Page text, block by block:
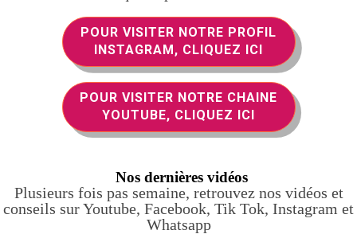
POUR VISITER NOTRE PROFIL
INSTAGRAM, CLIQUEZ ICI
POUR VISITER NOTRE CHAINE
YOUTUBE, CLIQUEZ ICI
Nos dernières vidéos
Plusieurs fois pas semaine, retrouvez nos vidéos et
conseils sur Youtube, Facebook, Tik Tok, Instagram et
Whatsapp